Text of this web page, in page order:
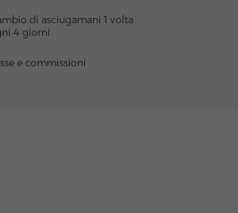
di asciugamani 1 volta
4 giorni
e commissioni